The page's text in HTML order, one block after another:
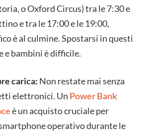
o Oxford Circus) tra le 7:30 e
e tra le 17:00 e le 19:00,
è al culmine. Spostarsi in questi
e bambini è difficile.
carica: Non restate mai senza
elettronici. Un Power Bank
è un acquisto cruciale per
operativo durante le